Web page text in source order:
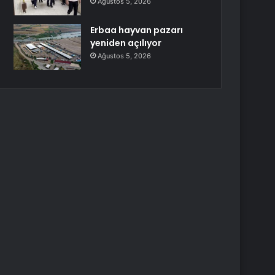
Erbaa hayvan pazarı
yeniden açılıyor
Ağustos 5, 2026